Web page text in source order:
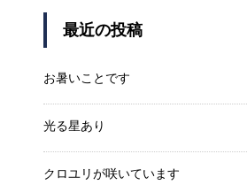
最近の投稿
お暑いことです
光る星あり
クロユリが咲いています